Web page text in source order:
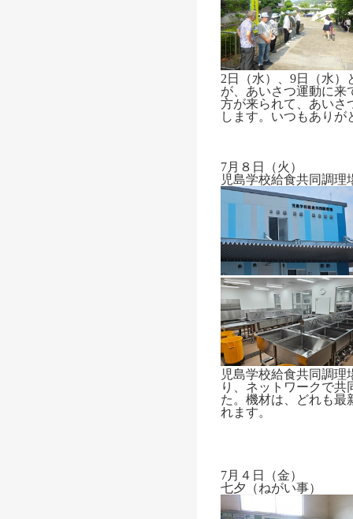
2日（水）、9日（水
が、あいさつ運動に来
方が来られて、あいさ
します。いつもありが
7月８日（火）
児島学校給食共同調理
児島学校給食共同調
り、 ネットワークで共
た。機材は、どれも最
れます。
7月４日（金）
七夕（ねがい事）